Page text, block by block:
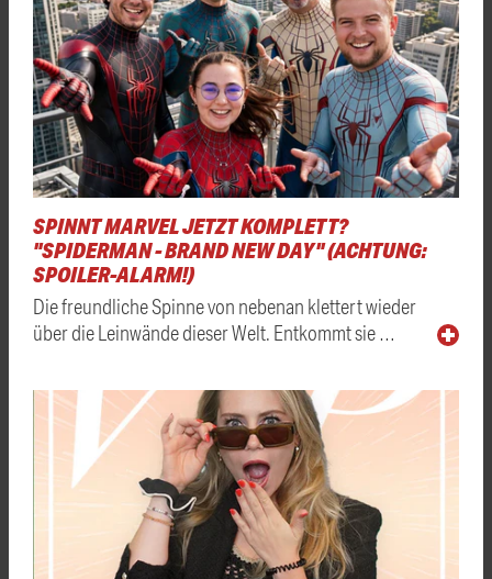
SPINNT MARVEL JETZT KOMPLETT?
"SPIDERMAN - BRAND NEW DAY" (ACHTUNG:
SPOILER-ALARM!)
Die freundliche Spinne von nebenan klettert wieder
über die Leinwände dieser Welt. Entkommt sie …